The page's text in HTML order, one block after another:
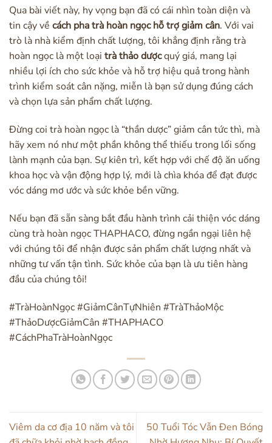
Qua bài viết này, hy vọng bạn đã có cái nhìn toàn diện và
tin cậy về cách pha trà hoàn ngọc hỗ trợ giảm cân. Với vai
trò là nhà kiểm định chất lượng, tôi khẳng định rằng trà
hoàn ngọc là một loại trà thảo dượcquý giá, mang lại
nhiều lợi ích cho sức khỏe và hỗ trợ hiệu quả trong hành
trình kiểm soát cân nặng, miễn là bạn sử dụng đúng cách
và chọn lựa sản phẩm chất lượng.
Đừng coi trà hoàn ngọc là “thần dược” giảm cân tức thì, mà
hãy xem nó như một phần không thể thiếu trong lối sống
lành mạnh của bạn. Sự kiên trì, kết hợp với chế độ ăn uống
khoa học và vận động hợp lý, mới là chìa khóa để đạt được
vóc dáng mơ ước và sức khỏe bền vững.
Nếu bạn đã sẵn sàng bắt đầu hành trình cải thiện vóc dáng
cùng trà hoàn ngọc THAPHACO, đừng ngần ngại liên hệ
với chúng tôi để nhận được sản phẩm chất lượng nhất và
những tư vấn tận tình. Sức khỏe của bạn là ưu tiên hàng
đầu của chúng tôi!
#TràHoànNgọc #GiảmCânTựNhiên #TràThảoMộc
#ThảoDượcGiảmCân #THAPHACO
#CáchPhaTràHoànNgọc
Viêm da cơ địa 10 năm và tôi
50 Tuổi Tóc Vẫn Đen Bóng